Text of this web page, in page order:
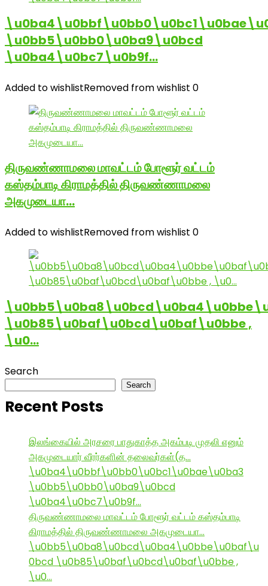
\u0bb5\u0bb0\u0ba9\u0bcd
\u0ba4\u0bc7\u0b9f…
Added to wishlistRemoved from wishlist 0
திருவண்ணாமலை மாவட்டம் போளூர் வட்டம்
கஸ்தம்பாடி கிராமத்தில் திருவண்ணாமலை
அகமுடையா…
Added to wishlistRemoved from wishlist 0
\u0b85\u0baf\u0bcd\u0baf\u0bbe ,
\u0…
Search
Search
Recent Posts
இலங்கையில் அரசரை பாதுகாத்த அகம்படி முதலி எனும்
அகமுடையார் வீரர்களின் தலைவர்கள்(த…
\u0ba4\u0bbf\u0bb0\u0bc1\u0bae\u0ba3
\u0bb5\u0bb0\u0ba9\u0bcd
\u0ba4\u0bc7\u0b9f…
திருவண்ணாமலை மாவட்டம் போளூர் வட்டம் கஸ்தம்பாடி
கிராமத்தில் திருவண்ணாமலை அகமுடையா…
\u0bb5\u0ba8\u0bcd\u0ba4\u0bbe\u0baf\u
0bcd \u0b85\u0baf\u0bcd\u0baf\u0bbe ,
\u0…